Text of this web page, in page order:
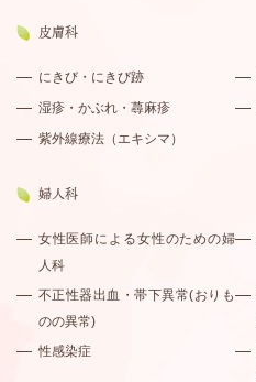
皮膚科
にきび・にきび跡
湿疹・かぶれ・蕁麻疹
紫外線療法（エキシマ）
婦人科
女性医師による女性のための婦
人科
不正性器出血・帯下異常(おりも
のの異常)
性感染症